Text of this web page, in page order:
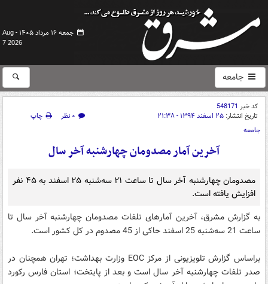
جمعه ۱۶ مرداد ۱۴۰۵ -
Aug
7 2026
جامعه
کد خبر 548171
تاریخ انتشار: ۲۵ اسفند ۱۳۹۴ - ۲۱:۳۸ ۰ نظر
چاپ
جامعه
آخرین آمار مصدومان چهارشنبه آخر سال
مصدومان چهارشنبه آخر سال تا ساعت ۲۱ سه‌شنبه ۲۵ اسفند به ۴۵ نفر
افزایش یافته است.
به گزارش مشرق، آخرین آمارهای تلفات مصدومان چهارشنبه آخر سال تا
ساعت 21 سه‌شنبه 25 اسفند حاکی از 45 مصدوم در کل کشور است.
براساس گزارش تلویزیونی از مرکز EOC وزارت بهداشت؛ تهران همچنان در
صدر تلفات چهارشنبه آخر سال است و بعد از پایتخت؛ استان فارس رکورد